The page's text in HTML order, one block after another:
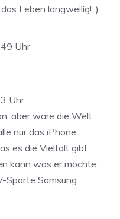
Leben langweilig! :)
Uhr
Uhr
aber wäre die Welt
nur das iPhone
es die Vielfalt gibt
kann was er möchte.
Sparte Samsung